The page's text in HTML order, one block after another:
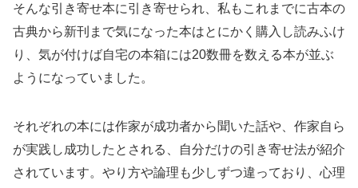
そんな引き寄せ本に引き寄せられ、私もこれまでに古本の
古典から新刊まで気になった本はとにかく購入し読みふけ
り、気が付けば自宅の本箱には20数冊を数える本が並ぶ
ようになっていました。
それぞれの本には作家が成功者から聞いた話や、作家自ら
が実践し成功したとされる、自分だけの引き寄せ法が紹介
されています。やり方や論理も少しずつ違っており、心理